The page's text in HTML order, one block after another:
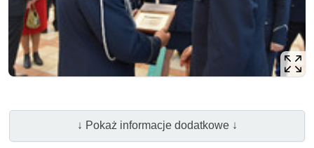
↓ Pokaż informacje dodatkowe ↓